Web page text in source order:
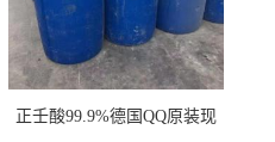
正壬酸99.9%德国QQ原装现